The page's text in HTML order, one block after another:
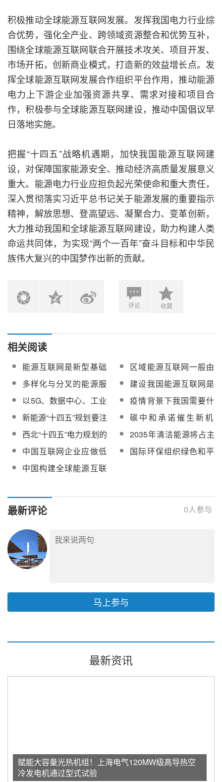
积极推动全球能源互联网发展。发挥我国电力行业综
合优势，强化全产业、跨领域资源整合和优势互补，
围绕全球能源互联网联合开展技术攻关、项目开发、
市场开拓，创新商业模式，打造新的效益增长点。发
挥全球能源互联网发展合作组织平台作用，推动能源
电力上下游企业加强资源共享、需求对接和项目合
作，积极参与全球能源互联网建设，推动中国倡议早
日落地实施。
把握“十四五”战略机遇期，加快我国能源互联网建
设，对保障国家能源安全、推动经济高质量发展意义
重大。能源电力行业应担负起光荣使命和重大责任，
深入贯彻落实习近平总书记关于能源发展的重要指示
精神，解放思想、登高望远、凝聚合力、变革创新，
大力推动我国和全球能源互联网建设，助力构建人类
命运共同体，为实现“两个一百年”奋斗目标和中华民
族伟大复兴的中国梦作出新的贡献。
评论 收藏
相关阅读
能源互联网是新型基础
设施建设的核心驱动力
区域能源互联网一般由
哪些要素组成？
多样化与分叉的能源服
务需要能源互联网战略
建设我国能源互联网是
推动能源变革转型的根
本途径
以5G、数据中心、工业
互联网为主的数字“新基
建”将迎来发展窗口期
疫情背景下我国需要什
么样的“能源自给”？
新能源“十四五”规划要注
意这些关键抓手
碳中和承诺催生新机
遇：“十四五”新能源将步
入“量”“质”齐升阶段
西北“十四五”电力规划的
“十个注重”，建议保持光
热电站上网电价政策的
延续性
2035年清洁能源将占主
导！亚洲能源互联网建
设方案正式“出炉”
中国互联网企业应做低
碳转型的“排头兵”
国际环保组织绿色和平
中国构建全球能源互联
最新评论 0人参与
马上参与
最新资讯
赋能大容量光热机组！上海电气120MW级高导热空
冷发电机通过型式试验